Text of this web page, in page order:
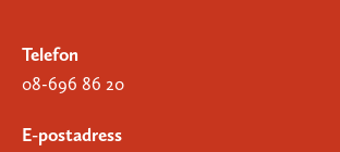
Telefon
08-696 86 20
E-postadress